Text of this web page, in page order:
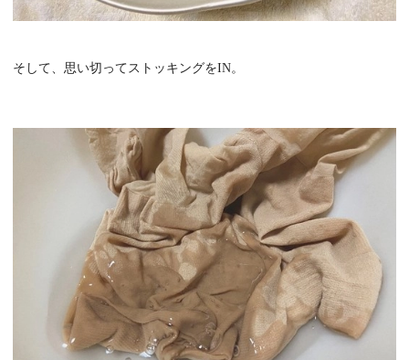
そして、思い切ってストッキングをIN。